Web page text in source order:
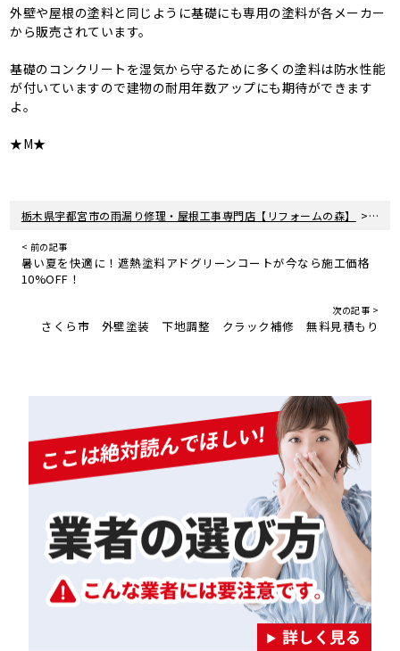
外壁や屋根の塗料と同じように基礎にも専用の塗料が各メーカー
から販売されています。
基礎のコンクリートを湿気から守るために多くの塗料は防水性能
が付いていますので建物の耐用年数アップにも期待ができます
よ。
★M★
栃木県宇都宮市の雨漏り修理・屋根工事専門店【リフォームの森】 > 新着
< 前の記事
暑い夏を快適に！遮熱塗料アドグリーンコートが今なら施工価格
10%OFF！
次の記事 >
さくら市 外壁塗装 下地調整 クラック補修 無料見積もり